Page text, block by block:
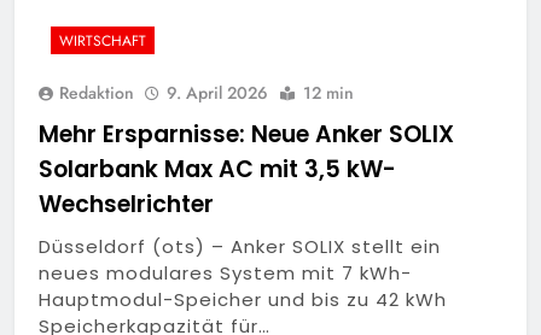
WIRTSCHAFT
Redaktion 9. April 2026 12 min
Mehr Ersparnisse: Neue Anker SOLIX
Solarbank Max AC mit 3,5 kW-
Wechselrichter
Düsseldorf (ots) – Anker SOLIX stellt ein
neues modulares System mit 7 kWh-
Hauptmodul-Speicher und bis zu 42 kWh
Speicherkapazität für…